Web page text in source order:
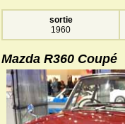
sortie
1960
Mazda R360 Coupé